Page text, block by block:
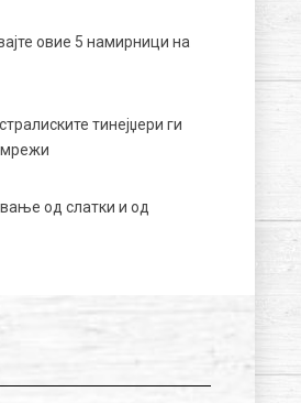
овие 5 намирници на
тинејџери ги
мрежи
од слатки и од